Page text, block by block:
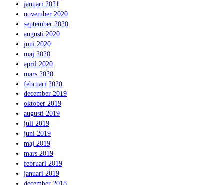
januari 2021
november 2020
september 2020
augusti 2020
juni 2020
maj 2020
april 2020
mars 2020
februari 2020
december 2019
oktober 2019
augusti 2019
juli 2019
juni 2019
maj 2019
mars 2019
februari 2019
januari 2019
december 2018